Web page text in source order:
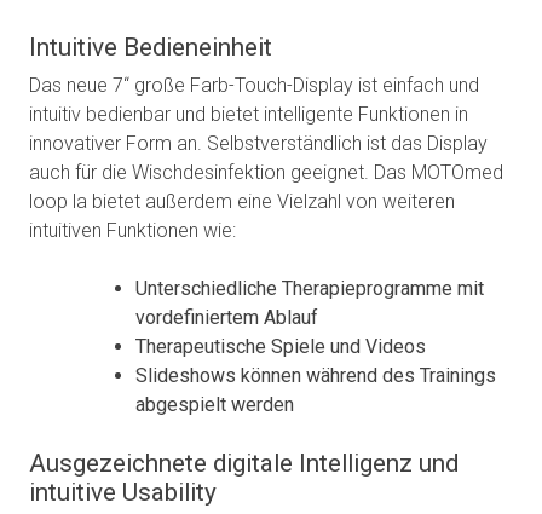
Intuitive Bedieneinheit
Das neue 7“ große Farb-Touch-Display ist einfach und
intuitiv bedienbar und bietet intelligente Funktionen in
innovativer Form an. Selbstverständlich ist das Display
auch für die Wischdesinfektion geeignet. Das MOTOmed
loop la bietet außerdem eine Vielzahl von weiteren
intuitiven Funktionen wie:
Unterschiedliche Therapieprogramme mit
vordefiniertem Ablauf
Therapeutische Spiele und Videos
Slideshows können während des Trainings
abgespielt werden
Ausgezeichnete digitale Intelligenz und
intuitive Usability